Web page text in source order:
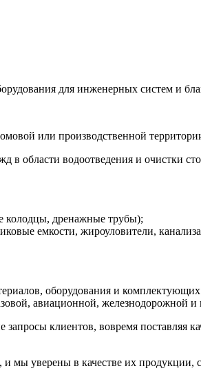
для инженерных систем и
или производственной
в области водоотведения и очистки
колодцы, дренажные трубы);
емкости, жироуловители,
оборудования и
авиационной, железнодорожной и
клиентов, вовремя поставляя
мы уверены в качестве их продукции,